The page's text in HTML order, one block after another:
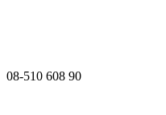
08-510 608 90